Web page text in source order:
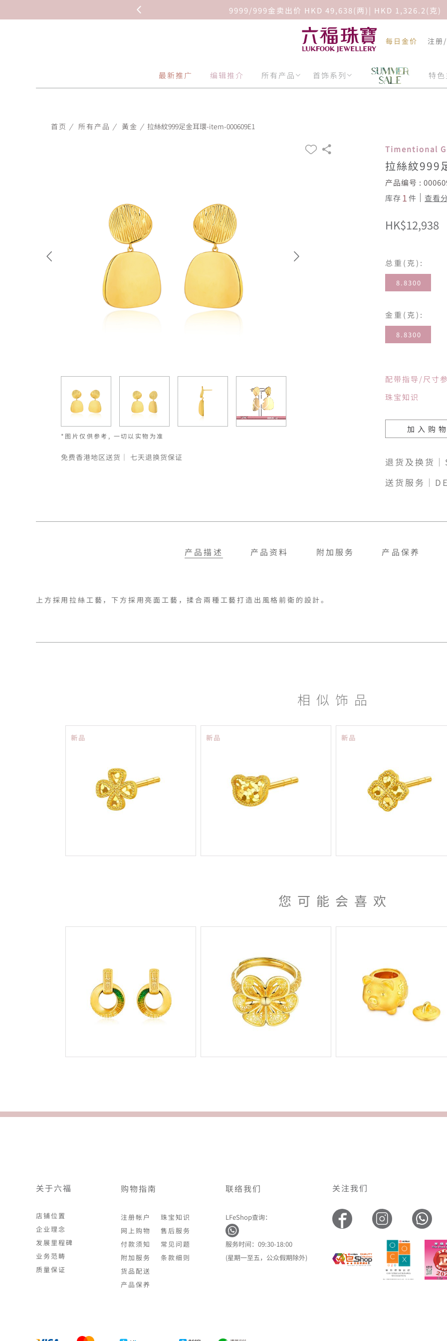
9999/999金卖出价 HKD 49,638(两)| HKD 1,326.2(克)
每日金价 注册
最新推广 编辑推介 所有产品 首饰系列 特
首页 / 所有产品 / 黃金 / 拉絲紋999足金耳環-item-000609E1
*图片仅供参考, 一切以实物为准
免费香港地区送货｜ 七天退换货保证
Timentional
拉絲紋999
产品编号 :
库存1件 查看
HK$12,938
总重(克):
8.8300
金重(克):
8.8300
配带指导/尺寸
珠宝知识
加入购
退货及换货
送货服务｜
产品描述 产品资料 附加服务 产品保养
上方採用拉絲工藝，下方採用亮面工藝，揉合兩種工藝打造出風格前衛的設計。
相似饰品
新品 新品 新品
您可能会喜欢
关于六福
店铺位置
企业理念
发展里程碑
业务范畴
质量保证
购物指南
注册帐户
网上购物
付款须知
附加服务
货品配送
产品保养
珠宝知识
售后服务
常见问题
条款细则
联络我们
LFeShop查询：
服务时间：09:30-18:00
(星期一至五，公众假期除外)
关注我们